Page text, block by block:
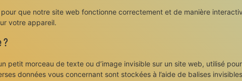
que notre site web fonctionne correctement et de manière
votre appareil.
?
petit morceau de texte ou d’image invisible sur un site web, utilisé
données vous concernant sont stockées à l’aide de balises